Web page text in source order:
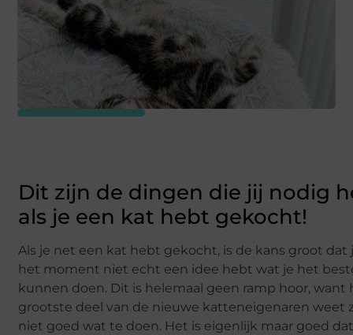
Dit zijn de dingen die jij nodig
als je een kat hebt gekocht!
Als je net een kat hebt gekocht, is de kans groot dat
het moment niet echt een idee hebt wat je het
kunnen doen. Dit is helemaal geen ramp hoor, want
grootste deel van de nieuwe katteneigenaren weet
niet goed wat te doen. Het is eigenlijk maar goed